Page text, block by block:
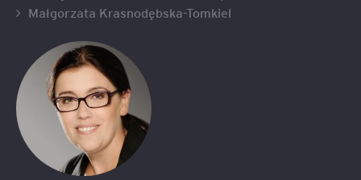
Małgorzata Krasnodębska-Tomkiel